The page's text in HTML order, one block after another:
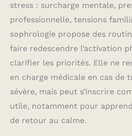
stress : surcharge mentale,
professionnelle, tensions
sophrologie propose des
faire redescendre l’activation
clarifier les priorités. Elle ne
en charge médicale en cas de
sévère, mais peut s’inscrire
utile, notamment pour
de retour au calme.